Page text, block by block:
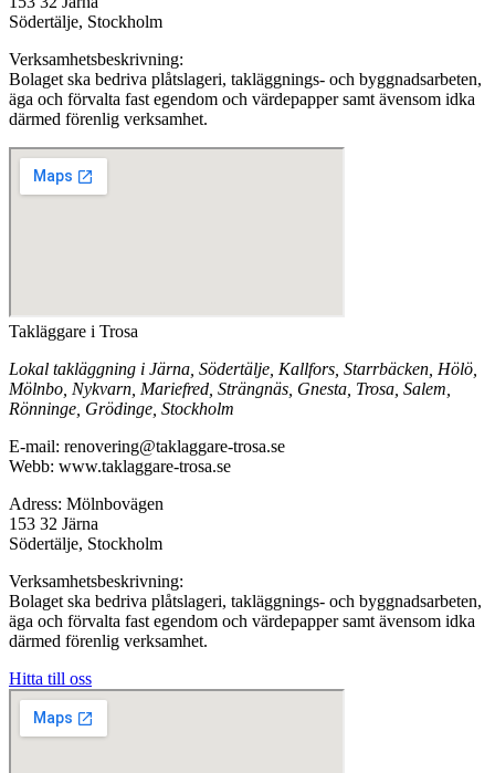
Södertälje, Stockholm
Verksamhetsbeskrivning:
Bolaget ska bedriva plåtslageri, takläggnings- och byggnadsarbeten,
äga och förvalta fast egendom och värdepapper samt ävensom idka
därmed förenlig verksamhet.
Takläggare i Trosa
Lokal takläggning i Järna, Södertälje, Kallfors, Starrbäcken, Hölö,
Mölnbo, Nykvarn, Mariefred, Strängnäs, Gnesta, Trosa, Salem,
Rönninge, Grödinge, Stockholm
E-mail: renovering@taklaggare-trosa.se
Webb: www.taklaggare-trosa.se
Adress: Mölnbovägen
153 32 Järna
Södertälje, Stockholm
Verksamhetsbeskrivning:
Bolaget ska bedriva plåtslageri, takläggnings- och byggnadsarbeten,
äga och förvalta fast egendom och värdepapper samt ävensom idka
därmed förenlig verksamhet.
Hitta till oss